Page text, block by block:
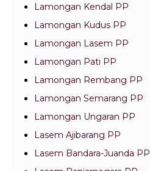
Lamongan Kendal PP
Lamongan Kudus PP
Lamongan Lasem PP
Lamongan Pati PP
Lamongan Rembang PP
Lamongan Semarang PP
Lamongan Ungaran PP
Lasem Ajibarang PP
Lasem Bandara-Juanda PP